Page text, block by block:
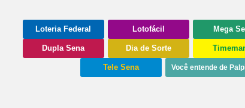
Loteria Federal Lotofácil Mega
Dupla Sena Dia de Sorte
Tele Sena Você entende de